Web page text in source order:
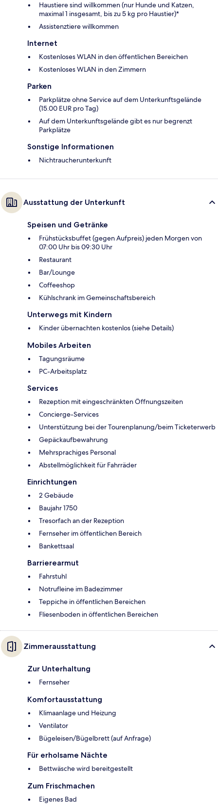
Haustiere sind willkommen (nur Hunde und Katzen,
maximal 1 insgesamt, bis zu 5 kg pro Haustier)*
Assistenztiere willkommen
Internet
Kostenloses WLAN in den öffentlichen Bereichen
Kostenloses WLAN in den Zimmern
Parken
Parkplätze ohne Service auf dem Unterkunftsgelände
(15.00 EUR pro Tag)
Auf dem Unterkunftsgelände gibt es nur begrenzt
Parkplätze
Sonstige Informationen
Nichtraucherunterkunft
Ausstattung der Unterkunft
Speisen und Getränke
Frühstücksbuffet (gegen Aufpreis) jeden Morgen von
07:00 Uhr bis 09:30 Uhr
Restaurant
Bar/Lounge
Coffeeshop
Kühlschrank im Gemeinschaftsbereich
Unterwegs mit Kindern
Kinder übernachten kostenlos (siehe Details)
Mobiles Arbeiten
Tagungsräume
PC-Arbeitsplatz
Services
Rezeption mit eingeschränkten Öffnungszeiten
Concierge-Services
Unterstützung bei der Tourenplanung/beim Ticketerwerb
Gepäckaufbewahrung
Mehrsprachiges Personal
Abstellmöglichkeit für Fahrräder
Einrichtungen
2 Gebäude
Baujahr 1750
Tresorfach an der Rezeption
Fernseher im öffentlichen Bereich
Bankettsaal
Barrierearmut
Fahrstuhl
Notrufleine im Badezimmer
Teppiche in öffentlichen Bereichen
Fliesenboden in öffentlichen Bereichen
Zimmerausstattung
Zur Unterhaltung
Fernseher
Komfortausstattung
Klimaanlage und Heizung
Ventilator
Bügeleisen/Bügelbrett (auf Anfrage)
Für erholsame Nächte
Bettwäsche wird bereitgestellt
Zum Frischmachen
Eigenes Bad